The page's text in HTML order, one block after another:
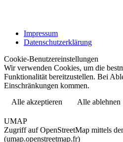
Impressum
Datenschutzerklärung
Cookie-Benutzereinstellungen
Wir verwenden Cookies, um die
Funktionalität bereitzustellen. Bei
Einschränkungen kommen.
Alle akzeptieren
Alle ablehnen
UMAP
Zugriff auf OpenStreetMap mittels
(umap.openstreetmap.fr)